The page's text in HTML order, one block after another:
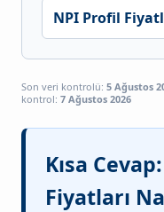
NPI Profil
Son veri kontrolü: 5 Ağustos
kontrol: 7 Ağustos 2026
Kısa
Fiyatları